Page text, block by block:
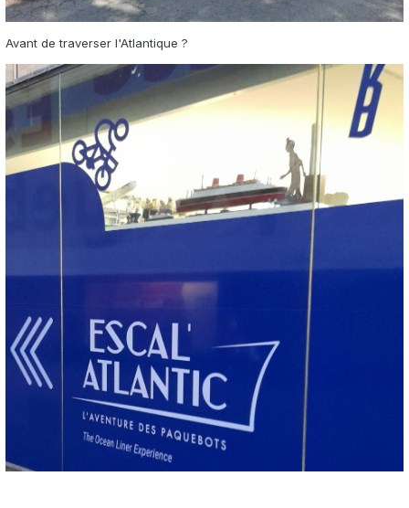
Avant de traverser l'Atlantique ?